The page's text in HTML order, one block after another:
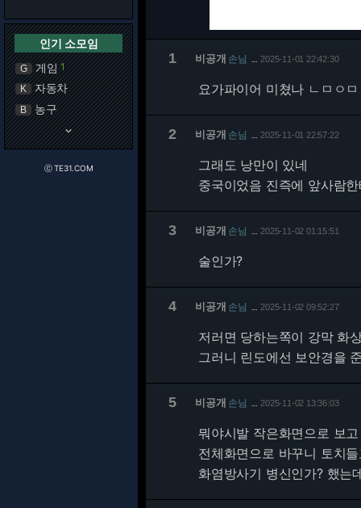
인기 소모임
G 게임 1
K 자동차
B 농구
keyboard_arrow_down
ⓒ TE31.COM
1 비공개 손님 2025-11-01 22:42:30
요가파이어 미쳤나 ㄴㅁㅇ
2 비공개 손님 2025-11-01 22:57:22
그래도 낭만이 있네
중국이었음 진즉에 앞사람
3 비공개 손님 2025-11-02 01:15:51
술인가?
4 비공개 손님 2025-11-02 09:52:27
저러면 당하는쪽이 강막 화
그러니 린도에선 보안경을
5 비공개 손님 2025-11-02 13:36:03
뭐야시발 작은화면으로 보
전체화면으로 바꾸니 토치
화염방사기 병신인가? 했는